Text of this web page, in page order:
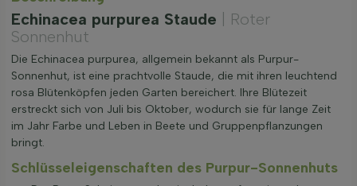
Echinacea purpurea Staude
| Roter
Sonnenhut
Die Echinacea purpurea, allgemein bekannt als Purpur-
Sonnenhut, ist eine prachtvolle Staude, die mit ihren leuchtend
rosa Blütenköpfen jeden Garten bereichert. Ihre Blütezeit
erstreckt sich von Juli bis Oktober, wodurch sie für lange Zeit
im Jahr Farbe und Leben in Beete und Gruppenpflanzungen
bringt.
Schlüsseleigenschaften des Purpur-Sonnenhuts